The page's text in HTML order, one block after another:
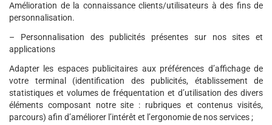
Amélioration de la connaissance clients/utilisateurs à des fins de
personnalisation.
– Personnalisation des publicités présentes sur nos sites et
applications
Adapter les espaces publicitaires aux préférences d’affichage de
votre terminal (identification des publicités, établissement de
statistiques et volumes de fréquentation et d’utilisation des divers
éléments composant notre site : rubriques et contenus visités,
parcours) afin d’améliorer l’intérêt et l’ergonomie de nos services ;